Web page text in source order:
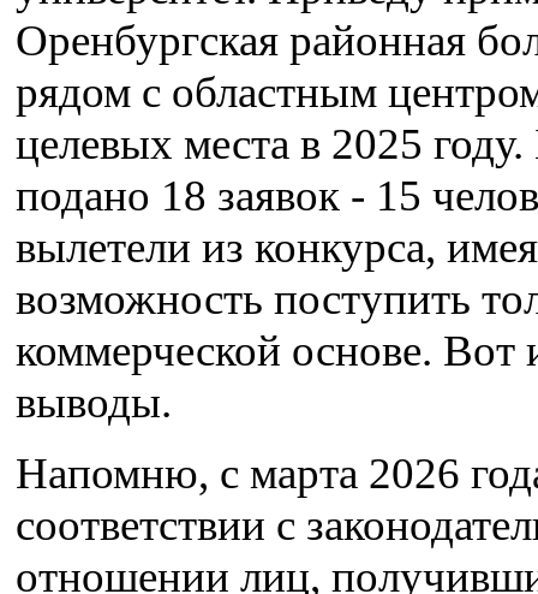
Оренбургская районная
рядом с областным
целевых места в 2025
подано 18 заявок - 15
вылетели из конкурса, имея
возможность поступить
коммерческой основе. Вот
выводы.
Напомню, с марта 2026
соответствии с
отношении лиц,